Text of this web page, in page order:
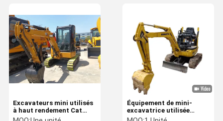
Excavateurs mini utilisés
à haut rendement Cat
303,5 3,5 tonnes
Équipement de mini-
excavatrice utilisée
Komatsu PC18 PC18MR